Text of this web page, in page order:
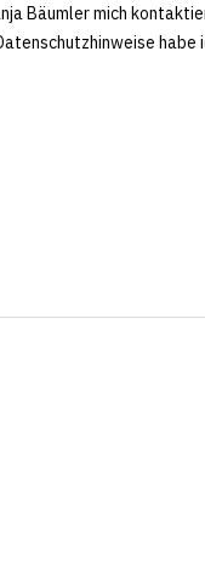
Bäumler mich
habe